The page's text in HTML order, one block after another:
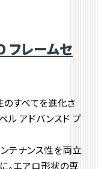
フレームセ
のすべてを進化さ
ル アドバンスド プ
テナンス性を両立
。エアロ形状の専